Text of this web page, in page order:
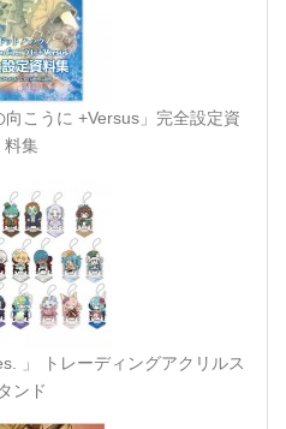
こうに +Versus」完全設定資
料集
」 トレーディングアクリルス
タンド